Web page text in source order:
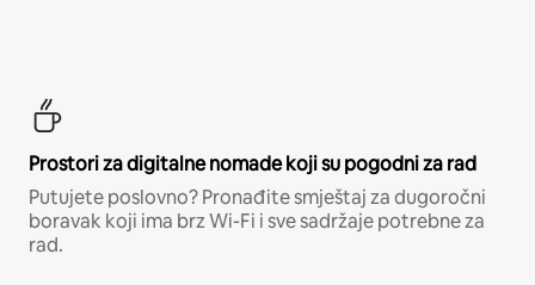
Prostori za digitalne nomade koji su pogodni za rad
Putujete poslovno? Pronađite smještaj za dugoročni
boravak koji ima brz Wi-Fi i sve sadržaje potrebne za
rad.